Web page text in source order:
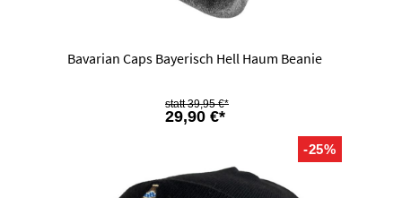
Bavarian Caps Bayerisch Hell Haum Beanie
29,90 €*
39,95 €*
-25%